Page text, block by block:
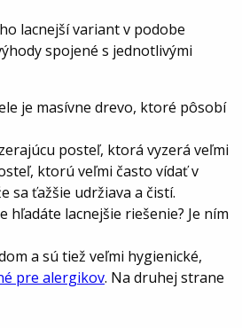
lacnejší variant v podobe
spojené s jednotlivými
je masívne drevo, ktoré pôsobí
posteľ, ktorá vyzerá veľmi
ktorú veľmi často vídať v
sa ťažšie udržiava a čistí.
hľadáte lacnejšie riešenie? Je ním
a sú tiež veľmi hygienické,
pre alergikov. Na druhej strane